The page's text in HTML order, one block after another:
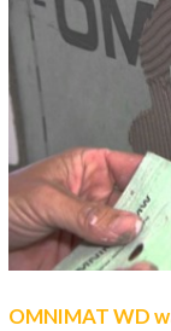
OMNIMAT WD